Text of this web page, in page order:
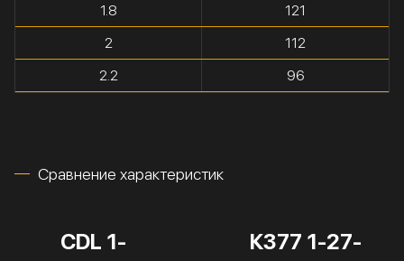
1.8
121
2
112
2.2
96
Сравнение характеристик
CDL 1-
К377 1-27-